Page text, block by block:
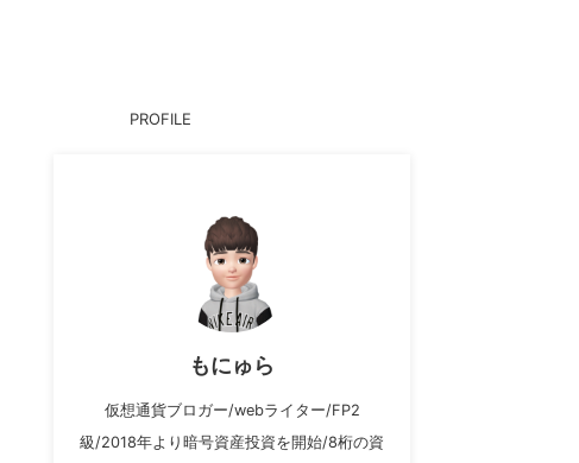
PROFILE
もにゅら
仮想通貨ブロガー/webライター/FP2
級/2018年より暗号資産投資を開始/8桁の資